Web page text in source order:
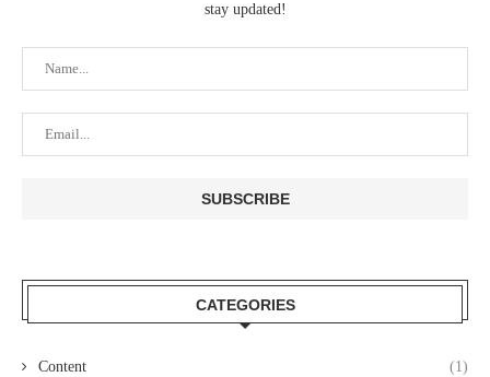
stay updated!
CATEGORIES
Content (1)